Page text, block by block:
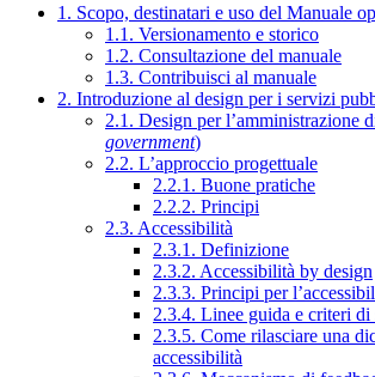
1. Scopo, destinatari e uso del Manuale
1.1. Versionamento e storico
1.2. Consultazione del manuale
1.3. Contribuisci al manuale
2. Introduzione al design per i servizi
2.1. Design per l’amministrazione
government)
2.2. L’approccio progettuale
2.2.1. Buone pratiche
2.2.2. Principi
2.3. Accessibilità
2.3.1. Definizione
2.3.2. Accessibilità by design
2.3.3. Principi per
2.3.4. Linee guida e criteri di
2.3.5. Come rilasciare una
accessibilità